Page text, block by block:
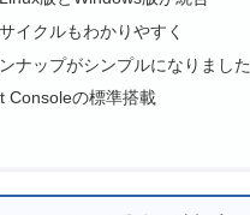
イクルもわかりやすく
ナップがシンプルになりました
Consoleの標準搭載